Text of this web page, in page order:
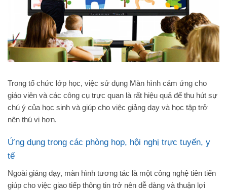
Trong tổ chức lớp học, việc sử dụng Màn hình cảm ứng cho
giáo viên và các công cụ trực quan là rất hiệu quả để thu hút sự
chú ý của học sinh và giúp cho việc giảng dạy và học tập trở
nên thú vị hơn.
Ứng dụng trong các phòng họp, hội nghị trực tuyến, y
tế
Ngoài giảng dạy, màn hình tương tác là một công nghệ tiên tiến
giúp cho việc giao tiếp thông tin trở nên dễ dàng và thuận lợi